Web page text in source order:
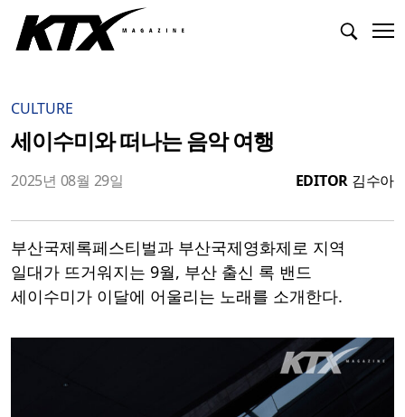
CULTURE
세이수미와 떠나는 음악 여행
2025년 08월 29일 EDITOR 김수아
부산국제록페스티벌과 부산국제영화제로 지역
일대가 뜨거워지는 9월, 부산 출신 록 밴드
세이수미가 이달에 어울리는 노래를 소개한다.